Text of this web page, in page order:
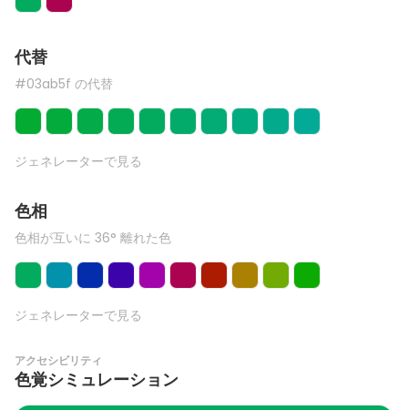
代替
#03ab5f の代替
ジェネレーターで見る
色相
色相が互いに 36° 離れた色
ジェネレーターで見る
アクセシビリティ
色覚シミュレーション